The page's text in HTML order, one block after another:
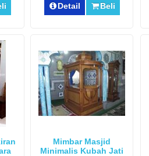
Detail Beli
Mimbar Masjid
Minimalis Kubah Jati